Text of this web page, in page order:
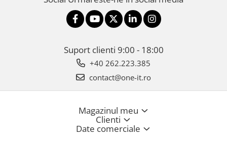
Suport clienti 9:00 - 18:00
+40 262.223.385
contact@one-it.ro
Magazinul meu
Clienti
Date comerciale